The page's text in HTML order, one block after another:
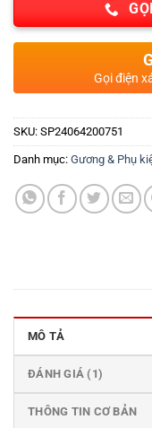
Gọi điện
SKU: SP24064200751
Danh mục: Gương & Phụ
MÔ TẢ
ĐÁNH GIÁ (1)
THÔNG TIN CƠ BẢN